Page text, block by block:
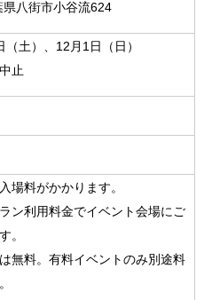
八街市小谷流624
土）、12月1日（日）
中止
場料がかかります。
ン利用料金でイベント会場にご
。
無料。有料イベントのみ別途料